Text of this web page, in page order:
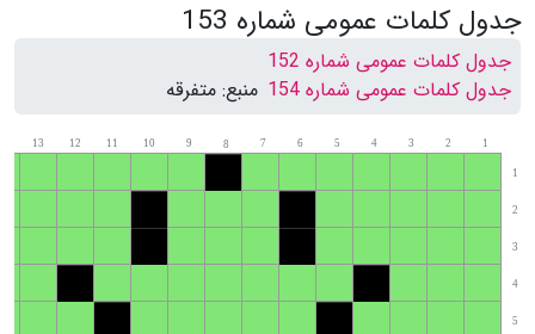
جدول کلمات عمومی شماره 153
جدول کلمات عمومی شماره 152
جدول کلمات عمومی شماره 154
منبع: متفرقه
1
1
2
3
4
5
6
7
8
9
10
11
12
13
2
3
4
5